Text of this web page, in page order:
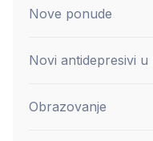
Nove ponude
Novi antidepresivi u
Obrazovanje